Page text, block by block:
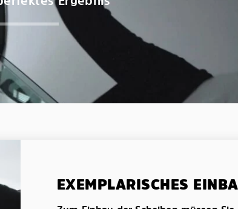
EXEMPLARISCHES